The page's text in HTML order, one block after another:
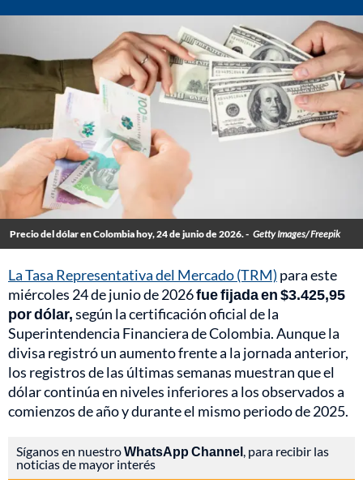
Precio del dólar en Colombia hoy, 24 de junio de 2026. - Getty Images/ Freepik
La Tasa Representativa del Mercado (TRM) para este
miércoles 24 de junio de 2026fue fijada en $3.425,95
por dólar,según la certificación oficial de la
Superintendencia Financiera de Colombia. Aunque la
divisa registró un aumento frente a la jornada anterior,
los registros de las últimas semanas muestran que el
dólar continúa en niveles inferiores a los observados a
comienzos de año y durante el mismo periodo de 2025.
Síganos en nuestroWhatsApp Channel, para recibir las
noticias de mayor interés